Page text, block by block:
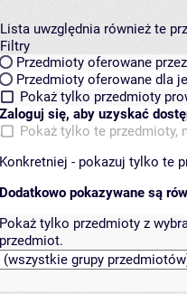
Lista uwzględnia również te
Filtry
Przedmioty oferowane
Przedmioty oferowane dla
Pokaż tylko przedmioty
Zaloguj się, aby uzyskać
Pokaż tylko te przedmioty,
Konkretniej - pokazuj tylko te
Dodatkowo pokazywane są
Pokaż tylko przedmioty z
przedmiot.